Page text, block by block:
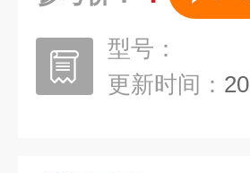
型号：
更新时间：